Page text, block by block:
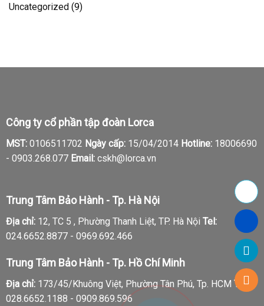
Uncategorized (9)
Công ty cổ phần tập đoàn Lorca
MST:0106511702 Ngày cấp:15/04/2014 Hotline:18006690
- 0903.268.077 Email:cskh@lorca.vn
Trung Tâm Bảo Hành - Tp. Hà Nội
Địa chỉ:12, TC 5 , Phường Thanh Liệt, TP. Hà Nội Tel:
024.6652.8877 - 0969.692.466
Trung Tâm Bảo Hành - Tp. Hồ Chí Minh
Địa chỉ:173/45/Khuông Việt, Phường Tân Phú, Tp. HCM Tel:
028.6652.1188 - 0909.869.596